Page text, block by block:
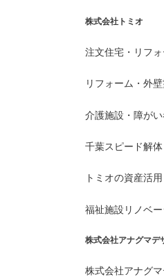
株式会社トミオ
注文住宅・リフ
リフォーム・外
介護施設・障が
千葉スピード解体
トミオの資産活用
福祉施設リノベ
株式会社アナグマデ
株式会社アナグ